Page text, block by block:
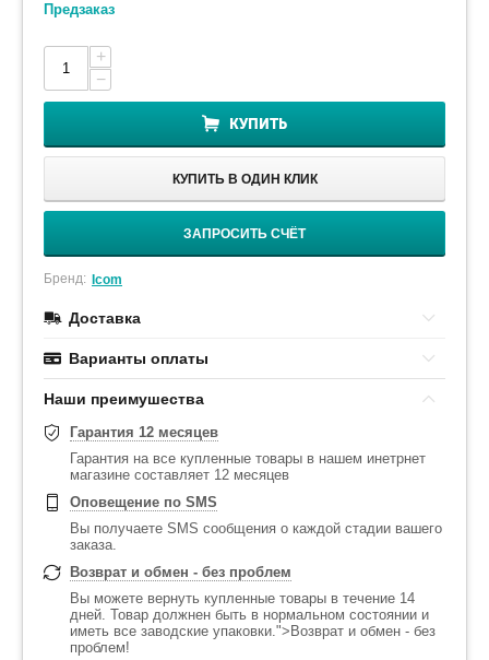
Предзаказ
+
−
КУПИТЬ
КУПИТЬ В ОДИН КЛИК
ЗАПРОСИТЬ СЧЁТ
Бренд: Icom
Доставка
Варианты оплаты
Наши преимушества
Гарантия 12 месяцев
Гарантия на все купленные товары в нашем инетрнет
магазине составляет 12 месяцев
Оповещение по SMS
Вы получаете SMS сообщения о каждой стадии вашего
заказа.
Возврат и обмен - без проблем
Вы можете вернуть купленные товары в течение 14
дней. Товар должнен быть в нормальном состоянии и
иметь все заводские упаковки.">Возврат и обмен - без
проблем!